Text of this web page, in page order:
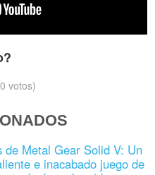
0 votos)
de Metal Gear Solid V: Un
e inacabado juego de